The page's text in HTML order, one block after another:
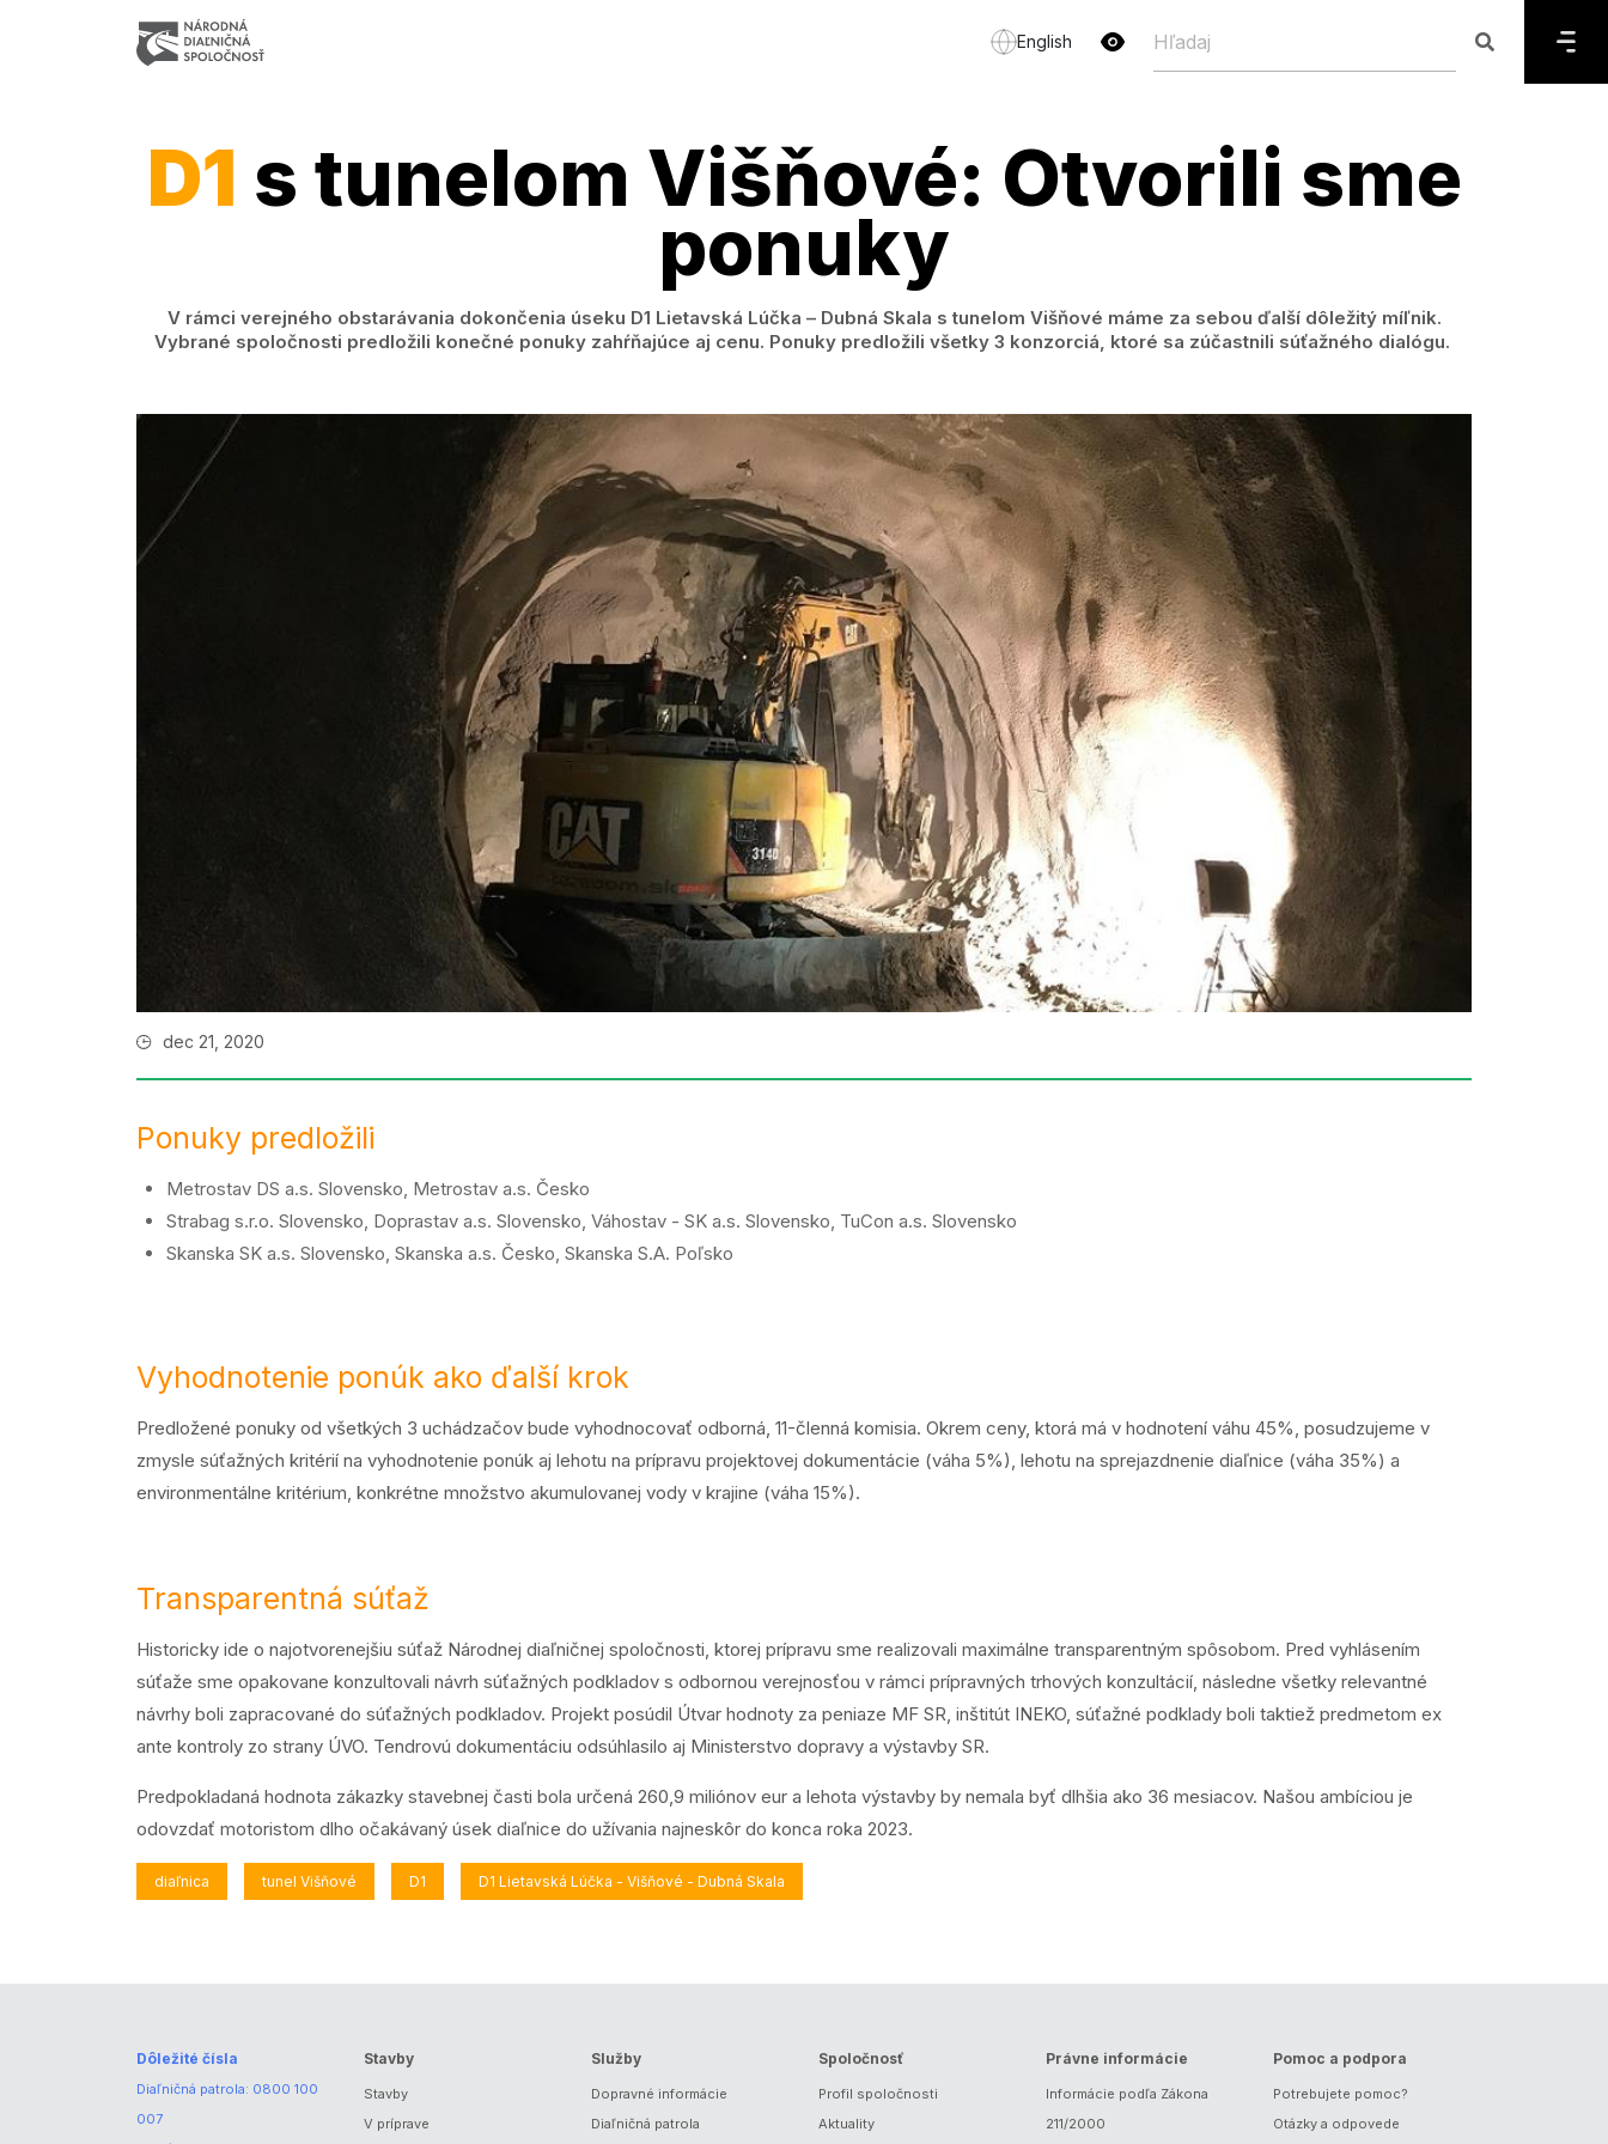
English
D1 s tunelom Višňové: Otvorili sme
ponuky
V rámci verejného obstarávania dokončenia úseku D1 Lietavská Lúčka – Dubná Skala s tunelom Višňové máme za sebou ďalší dôležitý míľnik.
Vybrané spoločnosti predložili konečné ponuky zahŕňajúce aj cenu. Ponuky predložili všetky 3 konzorciá, ktoré sa zúčastnili súťažného dialógu.
dec 21, 2020
Ponuky predložili
Metrostav DS a.s. Slovensko, Metrostav a.s. Česko
Strabag s.r.o. Slovensko, Doprastav a.s. Slovensko, Váhostav - SK a.s. Slovensko, TuCon a.s. Slovensko
Skanska SK a.s. Slovensko, Skanska a.s. Česko, Skanska S.A. Poľsko
Vyhodnotenie ponúk ako ďalší krok
Predložené ponuky od všetkých 3 uchádzačov bude vyhodnocovať odborná, 11-členná komisia. Okrem ceny, ktorá má v hodnotení váhu 45%, posudzujeme v
zmysle súťažných kritérií na vyhodnotenie ponúk aj lehotu na prípravu projektovej dokumentácie (váha 5%), lehotu na sprejazdnenie diaľnice (váha 35%) a
environmentálne kritérium, konkrétne množstvo akumulovanej vody v krajine (váha 15%).
Transparentná súťaž
Historicky ide o najotvorenejšiu súťaž Národnej diaľničnej spoločnosti, ktorej prípravu sme realizovali maximálne transparentným spôsobom. Pred vyhlásením
súťaže sme opakovane konzultovali návrh súťažných podkladov s odbornou verejnosťou v rámci prípravných trhových konzultácií, následne všetky relevantné
návrhy boli zapracované do súťažných podkladov. Projekt posúdil Útvar hodnoty za peniaze MF SR, inštitút INEKO, súťažné podklady boli taktiež predmetom ex
ante kontroly zo strany ÚVO. Tendrovú dokumentáciu odsúhlasilo aj Ministerstvo dopravy a výstavby SR.
Predpokladaná hodnota zákazky stavebnej časti bola určená 260,9 miliónov eur a lehota výstavby by nemala byť dlhšia ako 36 mesiacov. Našou ambíciou je
odovzdať motoristom dlho očakávaný úsek diaľnice do užívania najneskôr do konca roka 2023.
diaľnica tunel Višňové D1 D1 Lietavská Lúčka - Višňové - Dubná Skala
Dôležité čísla
Diaľničná patrola: 0800 100
007
Stavby
Stavby
V príprave
Služby
Dopravné informácie
Diaľničná patrola
Spoločnosť
Profil spoločnosti
Aktuality
Právne informácie
Informácie podľa Zákona
211/2000
Pomoc a podpora
Potrebujete pomoc?
Otázky a odpovede